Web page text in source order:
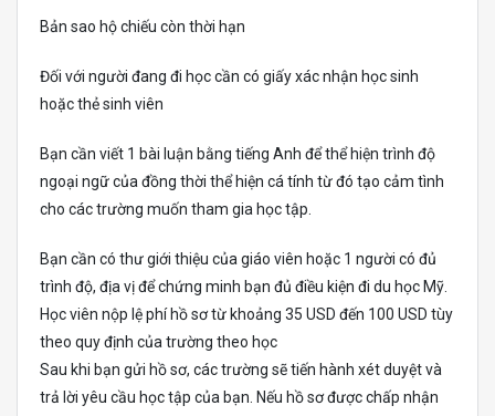
Bản sao hộ chiếu còn thời hạn
Đối với người đang đi học cần có giấy xác nhận học sinh
hoặc thẻ sinh viên
Bạn cần viết 1 bài luận bằng tiếng Anh để thể hiện trình độ
ngoại ngữ của đồng thời thể hiện cá tính từ đó tạo cảm tình
cho các trường muốn tham gia học tập.
Bạn cần có thư giới thiệu của giáo viên hoặc 1 người có đủ
trình độ, địa vị để chứng minh bạn đủ điều kiện đi du học Mỹ.
Học viên nộp lệ phí hồ sơ từ khoảng 35 USD đến 100 USD tùy
theo quy định của trường theo học
Sau khi bạn gửi hồ sơ, các trường sẽ tiến hành xét duyệt và
trả lời yêu cầu học tập của bạn. Nếu hồ sơ được chấp nhận